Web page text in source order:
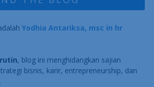
Yodhia Antariksa, msc in hr
, blog ini menghidangkan sajian
bisnis, karir, entrepreneurship, dan